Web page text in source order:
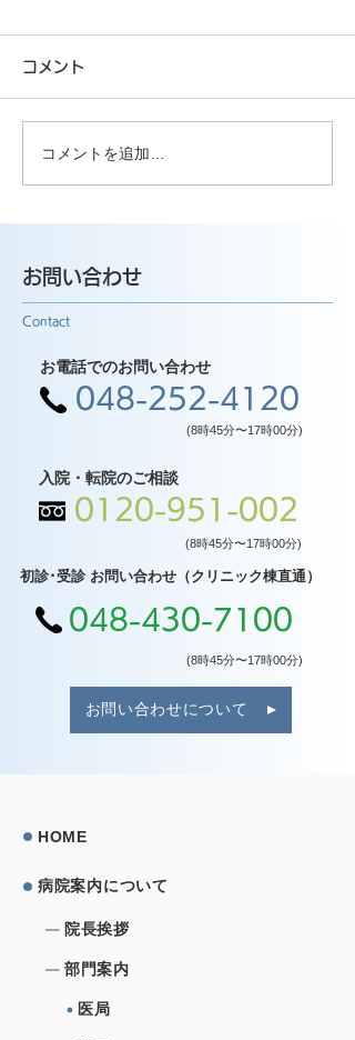
コメント
コメントを追加…
お問い合わせ
Contact
お電話でのお問い合わせ
048-252-4120
(8時45分〜17時00分)
入院・転院のご相談
0120-951-002
(8時45分〜17時00分)
初診･受診 お問い合わせ（クリニック棟直通）
048-430-7100
(8時45分〜17時00分)
お問い合わせについて
HOME
病院案内について
院⻑挨拶
部⾨案内
医局